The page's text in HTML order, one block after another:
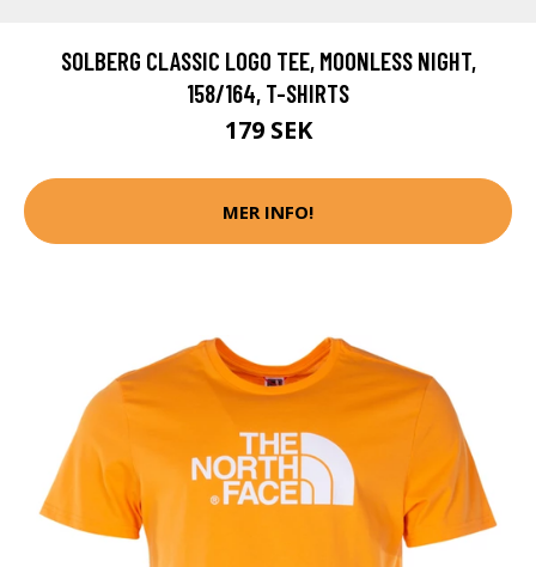
SOLBERG CLASSIC LOGO TEE, MOONLESS NIGHT,
158/164, T-SHIRTS
179 SEK
MER INFO!